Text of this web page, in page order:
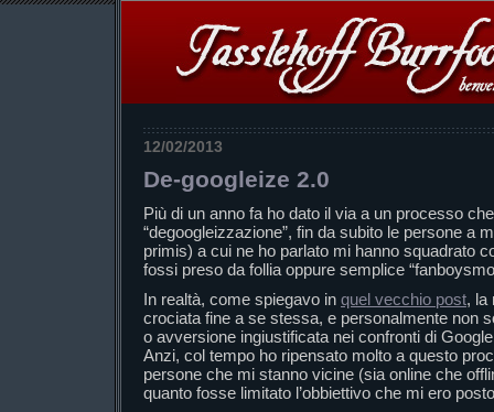
12/02/2013
De-googleize 2.0
Più di un anno fa ho dato il via a un processo
“degoogleizzazione”, fin da subito le persone a
primis) a cui ne ho parlato mi hanno squadrato
fossi preso da follia oppure semplice
In realtà, come spiegavo in quel vecchio post, la
crociata fine a se stessa, e personalmente non
o avversione ingiustificata nei confronti di
Anzi, col tempo ho ripensato molto a questo
persone che mi stanno vicine (sia online che
quanto fosse limitato l’obbiettivo che mi ero